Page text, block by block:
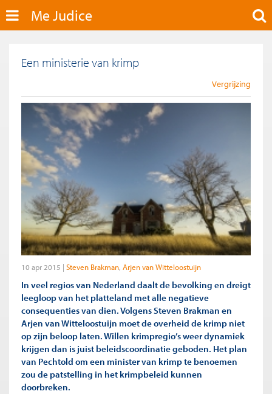
Me Judice
Een ministerie van krimp
Vergrijzing
10 apr 2015 Steven Brakman Arjen van Witteloostuijn
In veel regios van Nederland daalt de bevolking en dreigt
leegloop van het platteland met alle negatieve
consequenties van dien. Volgens Steven Brakman en
Arjen van Witteloostuijn moet de overheid de krimp niet
op zijn beloop laten. Willen krimpregio’s weer dynamiek
krijgen dan is juist beleidscoordinatie geboden. Het plan
van Pechtold om een minister van krimp te benoemen
zou de patstelling in het krimpbeleid kunnen
doorbreken.